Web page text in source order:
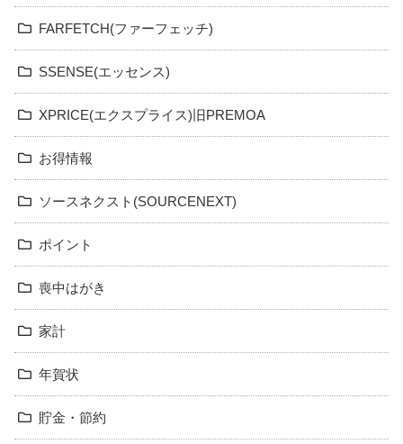
FARFETCH(ファーフェッチ)
SSENSE(エッセンス)
XPRICE(エクスプライス)旧PREMOA
お得情報
ソースネクスト(SOURCENEXT)
ポイント
喪中はがき
家計
年賀状
貯金・節約